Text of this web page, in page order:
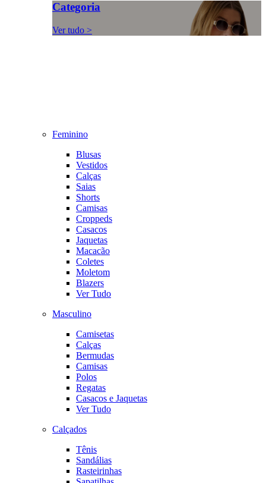
Categoria
Ver tudo >
Feminino
Blusas
Vestidos
Calças
Saias
Shorts
Camisas
Croppeds
Casacos
Jaquetas
Macacão
Coletes
Moletom
Blazers
Ver Tudo
Masculino
Camisetas
Calças
Bermudas
Camisas
Polos
Regatas
Casacos e Jaquetas
Ver Tudo
Calçados
Tênis
Sandálias
Rasteirinhas